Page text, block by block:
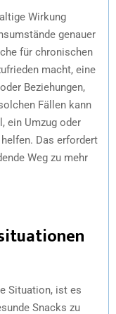
Wirkung
genauer
für chronischen
macht, eine
Beziehungen,
Fällen kann
ein Umzug oder
Das erfordert
Weg zu mehr
Situation, ist es
Snacks zu